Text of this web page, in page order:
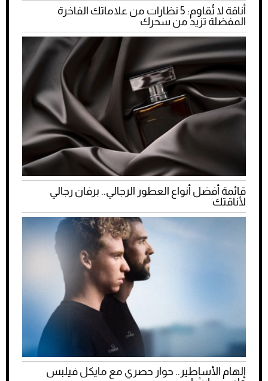
أناقة لا تُقاوم: 5 نظارات من علاماتك الفاخرة
المفضلة تزيد من سحرك
قائمة أفضل أنواع العطور الرجالي.. برفان رجالي
لأناقتك
إلهام الأساطير.. حوار حصري مع مايكل فيلبس